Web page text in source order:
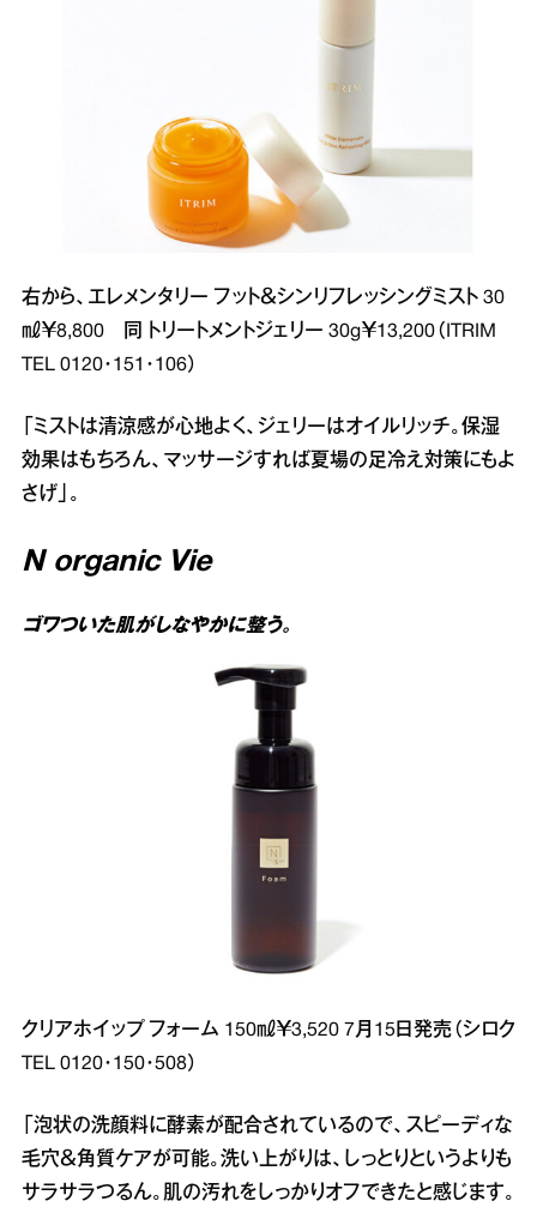
右から、エレメンタリー フット＆シンリフレッシングミスト 30
㎖￥8,800 同 トリートメントジェリー 30g￥13,200（ITRIM
TEL 0120･151･106）
「ミストは清涼感が心地よく、ジェリーはオイルリッチ。保湿
効果はもちろん、マッサージすれば夏場の足冷え対策にもよ
さげ」。
N organic Vie
ゴワついた肌がしなやかに整う。
クリアホイップ フォーム 150㎖￥3,520 7月15日発売（シロク
TEL 0120･150･508）
「泡状の洗顔料に酵素が配合されているので、スピーディな
毛穴＆角質ケアが可能。洗い上がりは、しっとりというよりも
サラサラつるん。肌の汚れをしっかりオフできたと感じます。